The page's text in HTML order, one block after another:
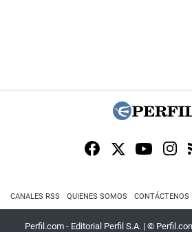
CANALES RSS QUIENES SOMOS CONTÁCTENOS
Perfil.com - Editorial Perfil S.A. | ©